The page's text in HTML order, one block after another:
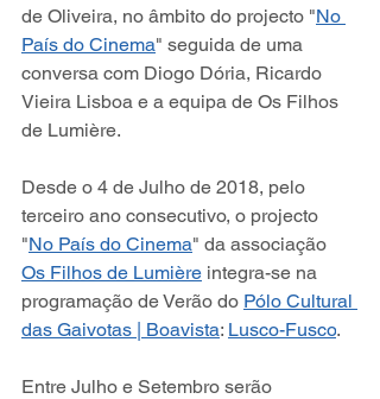
de Oliveira, no âmbito do projecto "No
País do Cinema" seguida de uma
conversa com Diogo Dória, Ricardo
Vieira Lisboa e a equipa de Os Filhos
de Lumière.
Desde o 4 de Julho de 2018, pelo
terceiro ano consecutivo, o projecto
"No País do Cinema" da associação
Os Filhos de Lumière integra-se na
programação de Verão do Pólo Cultural
das Gaivotas | Boavista: Lusco-Fusco.
Entre Julho e Setembro serão